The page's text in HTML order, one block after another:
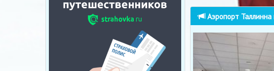
Аэропорт Таллинна